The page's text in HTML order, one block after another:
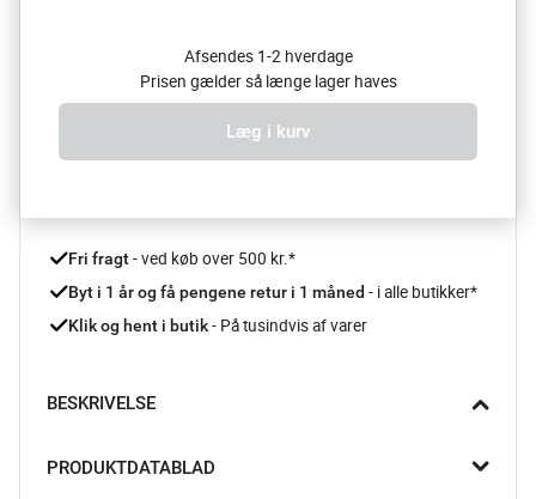
Afsendes 1-2 hverdage
Prisen gælder så længe lager haves
Læg i kurv
Fri fragt - ved køb over 500 kr.*
Byt i 1 år og få pengene retur i 1 måned - i alle butikker*
Klik og hent i butik - På tusindvis af varer
BESKRIVELSE
weekend? NFL drikkeflasken fra Ion8 findes i varianter med
PRODUKTDATABLAD